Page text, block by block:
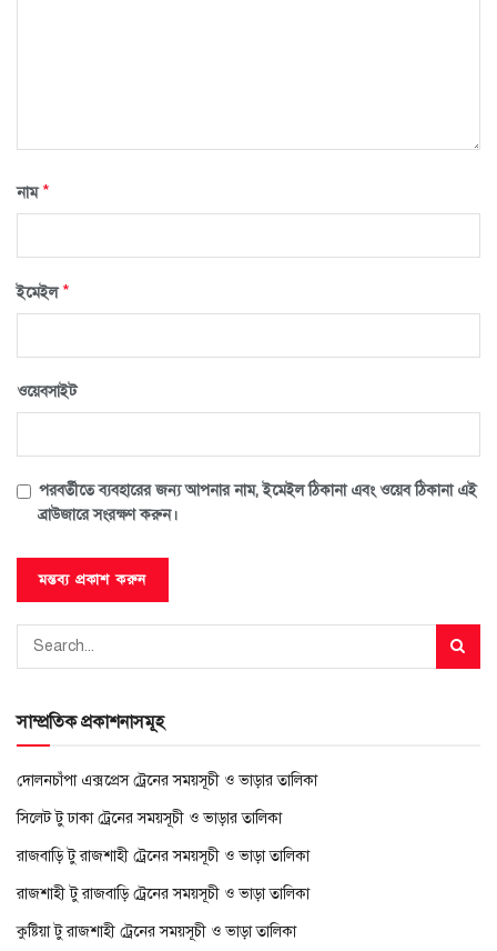
নাম*
ইমেইল*
ওয়েবসাইট
পরবর্তীতে ব্যবহারের জন্য আপনার নাম, ইমেইল ঠিকানা এবং ওয়েব ঠিকানা এই
ব্রাউজারে সংরক্ষণ করুন।
সাম্প্রতিক প্রকাশনাসমূহ
দোলনচাঁপা এক্সপ্রেস ট্রেনের সময়সূচী ও ভাড়ার তালিকা
সিলেট টু ঢাকা ট্রেনের সময়সূচী ও ভাড়ার তালিকা
রাজবাড়ি টু রাজশাহী ট্রেনের সময়সূচী ও ভাড়া তালিকা
রাজশাহী টু রাজবাড়ি ট্রেনের সময়সূচী ও ভাড়া তালিকা
কুষ্টিয়া টু রাজশাহী ট্রেনের সময়সূচী ও ভাড়া তালিকা